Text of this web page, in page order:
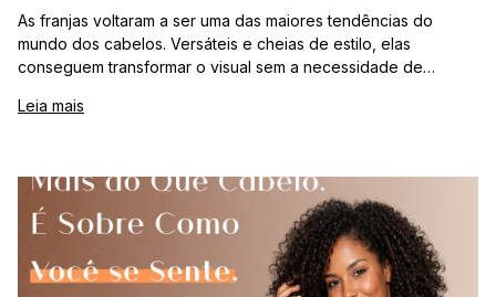
As franjas voltaram a ser uma das maiores tendências do
mundo dos cabelos. Versáteis e cheias de estilo, elas
conseguem transformar o visual sem a necessidade de
estilos como franja cortininha, franja lateral, franja desfiada e
naturalidade e da personalização do corte, permitindo que
diferentes tipos de cabelo — lisos, ondulados, cacheados ou
volumosos — adotem a franja de maneira harmoniosa. Além de
destacar o olhar e emoldurar o rosto, a franja se tornou um
recurso moderno para renovar o estilo e trazer mais
Leia mais